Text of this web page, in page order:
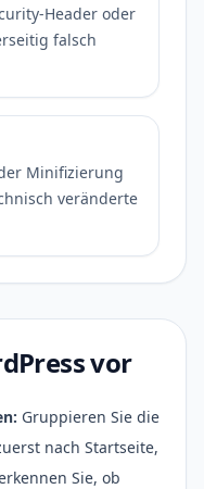
Header oder
falsch
Minifizierung
veränderte
vor
Gruppieren Sie die
nach Startseite,
Sie, ob